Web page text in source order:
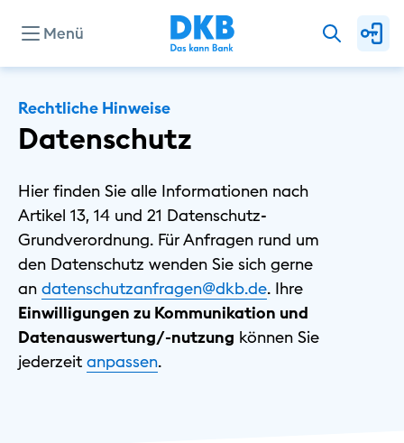
Menü
Unternehmen
Investor Relations
Privat
Geschäftlich
Nachhaltig
Rechtliche Hinweise
Datenschutz
Hier finden Sie alle Informationen nach
Artikel 13, 14 und 21 Datenschutz-
Grundverordnung. Für Anfragen rund um
den Datenschutz wenden Sie sich gerne
an datenschutzanfragen@dkb.de. Ihre
Einwilligungen zu Kommunikation und
Datenauswertung/-nutzung können Sie
⁠jederzeit ⁠anpassen.